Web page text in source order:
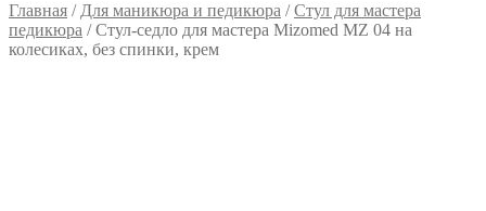
…
Главная / Для маникюра и педикюра /Стул для мастера
педикюра /Стул-седло для мастера Mizomed MZ 04 на
колесиках, без спинки, крем